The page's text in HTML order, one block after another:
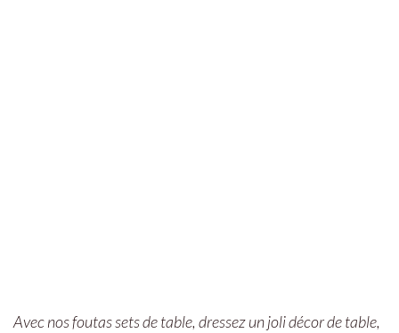
Avec nos foutas sets de table, dressez un joli décor de table,